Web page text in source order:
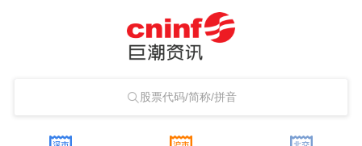
股票代码/简称/拼音